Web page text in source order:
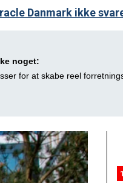
Danmark ikke
noget:
for at skabe reel